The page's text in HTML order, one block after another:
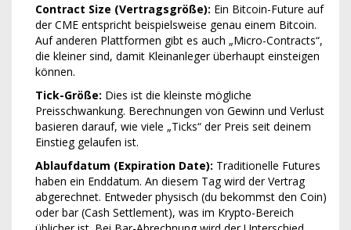
Contract Size (Vertragsgröße): Ein Bitcoin-Future auf
der CME entspricht beispielsweise genau einem Bitcoin.
Auf anderen Plattformen gibt es auch „Micro-Contracts“,
die kleiner sind, damit Kleinanleger überhaupt einsteigen
können.
Tick-Größe: Dies ist die kleinste mögliche
Preisschwankung. Berechnungen von Gewinn und Verlust
basieren darauf, wie viele „Ticks“ der Preis seit deinem
Einstieg gelaufen ist.
Ablaufdatum (Expiration Date): Traditionelle Futures
haben ein Enddatum. An diesem Tag wird der Vertrag
abgerechnet. Entweder physisch (du bekommst den Coin)
oder bar (Cash Settlement), was im Krypto-Bereich